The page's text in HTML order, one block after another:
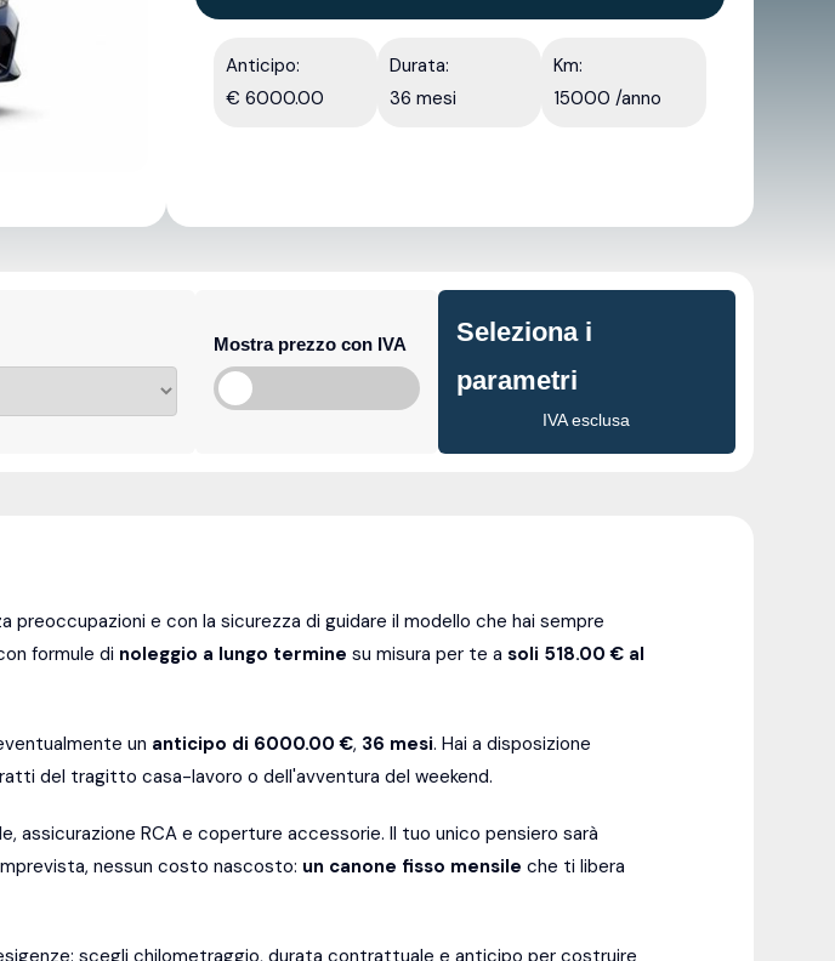
Anticipo:
€ 6000.00
Durata:
36 mesi
Km:
15000 /anno
Mostra prezzo con IVA
Seleziona i
parametri
IVA esclusa
preoccupazioni e con la sicurezza di guidare il modello che hai sempre
formule di noleggio a lungo termine su misura per te asoli 518.00 € al
un anticipo di 6000.00 €, 36 mesi. Hai a disposizione
del tragitto casa-lavoro o dell'avventura del weekend.
assicurazione RCA e coperture accessorie. Il tuo unico pensiero sarà
nessun costo nascosto: un canone fisso mensile che ti libera
scegli chilometraggio, durata contrattuale e anticipo per costruire